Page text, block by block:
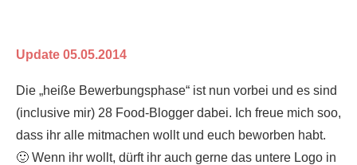
Update 05.05.2014
Die „heiße Bewerbungsphase“ ist nun vorbei und es sind
(inclusive mir) 28 Food-Blogger dabei. Ich freue mich soo,
dass ihr alle mitmachen wollt und euch beworben habt.
🙂 Wenn ihr wollt, dürft ihr auch gerne das untere Logo in